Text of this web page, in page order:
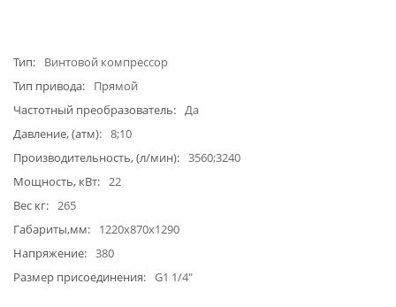
Тип
Винтовой компрессор
Тип привода
Прямой
Частотный преобразователь
Да
Давление, (атм)
8;10
Производительность, (л/мин)
3560;3240
Мощность, кВт
22
Вес кг
265
Габариты,мм
1220x870x1290
Напряжение
380
Размер присоединения
G1 1/4"